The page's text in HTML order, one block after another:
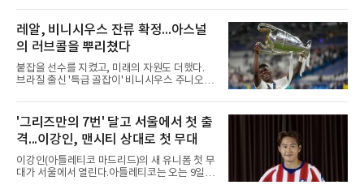
독을 1순위 후보로 정하고 검증한 과정, 이사회
의 최종 승인 경위를 살
다고 밝혔다. 한 번에 다섯 명과 계약한 것은 구
단 역사상 처음으로, 3학년 김강준·신지섭·이서
현·정현웅과 2학년 정하원이 대상이다.오산고의
성적이 배경이 됐다. 올 시즌 백운기 전국 고등학
교 축구대회와 코리아풋볼파크 U-18 챔피언스
컵, K리그 U-17 챔피언십을 잇달아 제패했다.시
기도 맞물렸다. 서울은 9월 시작하는 아시아축
무대 경험을 주려 했다.면면도 다양하다. 측면 공
격수 정현웅은 돌파력이
레알, 비니시우스 잔류 확정...아스널
의 러브콜을 뿌리쳤다
붙잡을 선수를 지켰고, 미래의 자원도 더했다.
브라질 출신 '특급 골잡이' 비니시우스 주니오르
이어간다.스페인 프로축구 프리메라리가 '거함'
레알 마드리드는 7일(한국시간) 비니시우스와
2032년 6월 30일까지 유효한 6년 연장 계약에
합의했다고 공식 발표했다. 비니시우스는 재계
약 확정 후 사회관계망서비스(SNS)에 베르나베
우에서의 8년은 너무 짧다며, 앞으로 6년, 그리
고 영원히 함께하겠다고 애정을 드러냈다.성사
'그리즈만의 7번' 달고 서울에서 첫 출
격...이강인, 맨시티 상대로 첫 무대
이강인(아틀레티코 마드리드)의 새 유니폼 첫 무
대가 서울에서 열린다.아틀레티코는 오는 9일